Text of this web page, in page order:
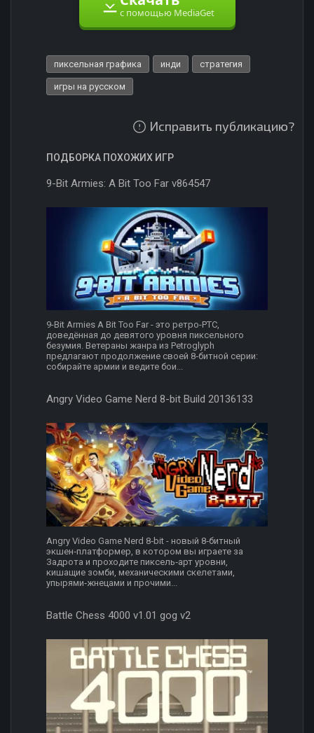
с помощью MediaGet
пиксельная графика инди стратегия
игры на русском
Исправить публикацию?
ПОДБОРКА ПОХОЖИХ ИГР
9-Bit Armies: A Bit Too Far v864547
9-Bit Armies A Bit Too Far - это ретро-РТС,
доведённая до девятого уровня пиксельного
безумия. Ветераны жанра из Petroglyph
предлагают продолжение своей 8‑битной серии:
собирайте армии и ведите бои...
Angry Video Game Nerd 8-bit Build 20136133
Angry Video Game Nerd 8‑bit - новый 8‑битный
экшен‑платформер, в котором вы играете за
Задрота и проходите пиксель‑арт уровни,
кишащие зомби, механическими скелетами,
упырями‑жнецами и прочими...
Battle Chess 4000 v1.01 gog v2